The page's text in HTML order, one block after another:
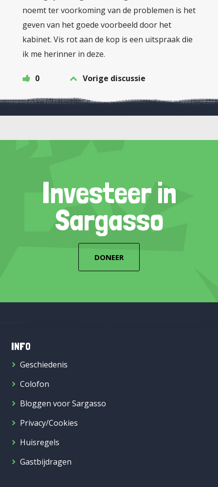
noemt ter voorkoming van de problemen is het
geven van het goede voorbeeld door het
kabinet. Vis rot aan de kop is een uitspraak die
ik me herinner in deze.
0 Vorige discussie
Investeer in
Sargasso
DONEER
INFO
Geschiedenis
Colofon
Bloggen voor Sargasso
Privacy/Cookies
Huisregels
Gastbijdragen